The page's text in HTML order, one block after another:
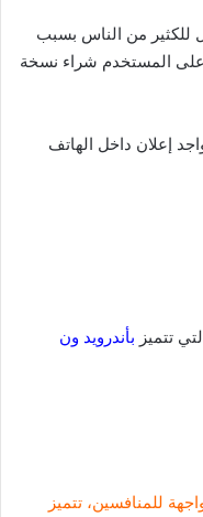
للكثير من الناس بسبب
المستخدم شراء نسخة
إعلان داخل الهاتف
تتميز بأندرويد ون
للمنافسين، تتميز